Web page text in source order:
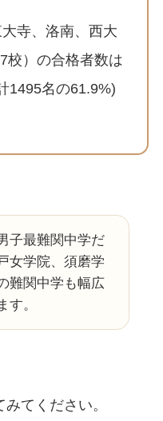
寺、洛南、西大
校）の合格者数は
1495名の61.9%)
子最難関中学だ
女学院、須磨学
難関中学も幅広
す。
てください。